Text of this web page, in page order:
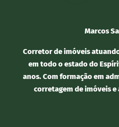
Marcos
Corretor de imóveis
em todo o estado do
anos. Com formação em
corretagem de imóveis